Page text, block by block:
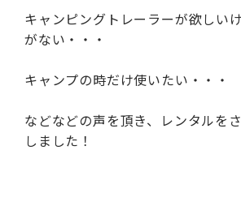
キャンピングトレーラーが欲しい
がない・・・
キャンプの時だけ使いたい・・・
などなどの声を頂き、レンタルを
しました！